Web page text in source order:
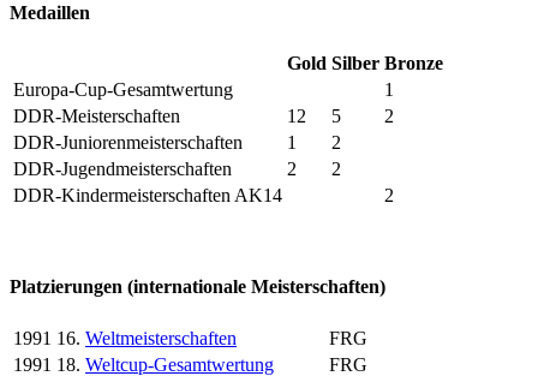
Medaillen
Gold Silber Bronze
Europa-Cup-Gesamtwertung
1
DDR-Meisterschaften
12 5
2
DDR-Juniorenmeisterschaften
1
2
DDR-Jugendmeisterschaften
2
2
DDR-Kindermeisterschaften AK14
2
Platzierungen (internationale Meisterschaften)
1991 16. Weltmeisterschaften
FRG
1991 18. Weltcup-Gesamtwertung
FRG